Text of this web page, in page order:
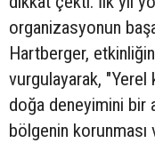
organizasyonun
Hartberger, etkinliğin
vurgulayarak,
doğa deneyimini bir
bölgenin